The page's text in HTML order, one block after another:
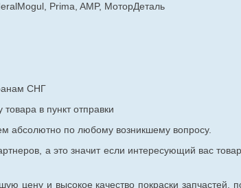
Prima, AMP, МоторДеталь
СНГ
в пункт отправки
абсолютно по любому возникшему вопросу.
а это значит если интересующий вас
цену и высокое качество покраски запчастей,